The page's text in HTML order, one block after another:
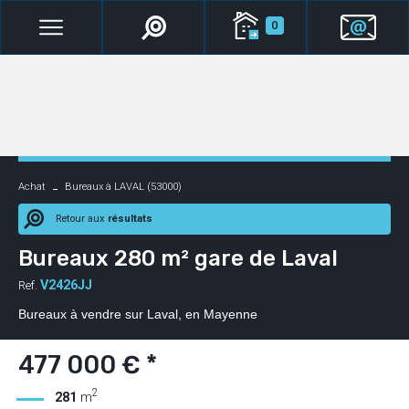
0
Achat Bureaux à LAVAL (53000)
Retour aux résultats
Bureaux 280 m² gare de Laval
Ref. V2426JJ
Bureaux à vendre sur Laval, en Mayenne
477 000 € *
281 m2